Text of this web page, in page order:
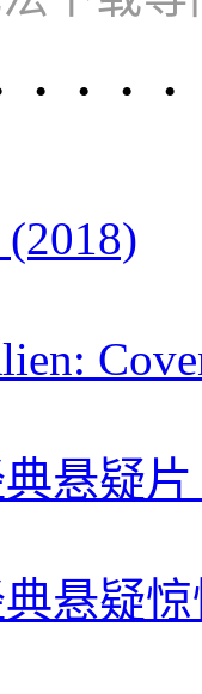
· · · ·
悬疑
悬疑